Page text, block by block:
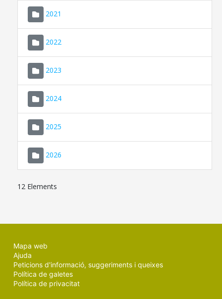
2021
2022
2023
2024
2025
2026
12 Elements
Mapa web
Ajuda
Peticions d'informació, suggeriments i queixes
Política de galetes
Política de privacitat